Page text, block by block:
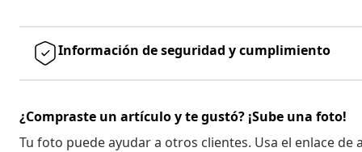
Información de seguridad y cumplimiento
¿Compraste un artículo y te gustó? ¡Sube una foto!
Tu foto puede ayudar a otros clientes. Usa el enlace de